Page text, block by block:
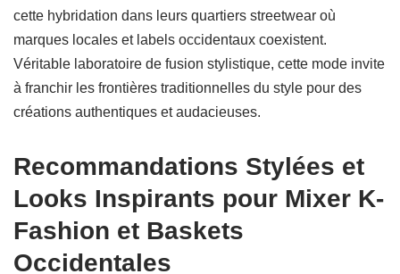
cette hybridation dans leurs quartiers streetwear où
marques locales et labels occidentaux coexistent.
Véritable laboratoire de fusion stylistique, cette mode invite
à franchir les frontières traditionnelles du style pour des
créations authentiques et audacieuses.
Recommandations Stylées et
Looks Inspirants pour Mixer K-
Fashion et Baskets
Occidentales